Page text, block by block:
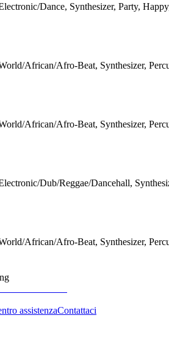
Dance, Synthesizer, Party,
African/Afro-Beat, Synthesizer,
African/Afro-Beat, Synthesizer,
Dub/Reggae/Dancehall,
African/Afro-Beat, Synthesizer,
assistenzaContattaci